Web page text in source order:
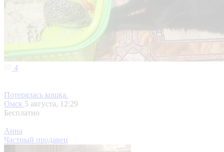
4
Потерялась кошка.
Омск 5 августа, 12:29
Бесплатно
Анна
Частный продавец